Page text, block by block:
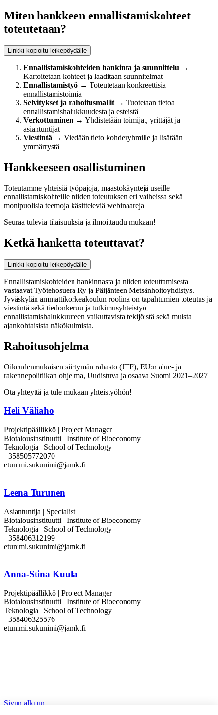
Miten hankkeen ennallistamiskohteet
toteutetaan?
Linkki kopioitu leikepöydälle
Ennallistamiskohteiden hankinta ja suunnittelu →
Kartoitetaan kohteet ja laaditaan suunnitelmat
Ennallistamistyö → Toteutetaan konkreettisia
ennallistamistoimia
Selvitykset ja rahoitusmallit → Tuotetaan tietoa
ennallistamishalukkuudesta ja esteistä
Verkottuminen → Yhdistetään toimijat, yrittäjät ja
asiantuntijat
Viestintä → Viedään tieto kohderyhmille ja lisätään
ymmärrystä
Hankkeeseen osallistuminen
Toteutamme yhteisiä työpajoja, maastokäyntejä useille
ennallistamiskohteille niiden toteutuksen eri vaiheissa sekä
monipuolisia teemoja käsitteleviä webinaareja.
Seuraa tulevia tilaisuuksia ja ilmoittaudu mukaan!
Ketkä hanketta toteuttavat?
Linkki kopioitu leikepöydälle
Ennallistamiskohteiden hankinnasta ja niiden toteuttamisesta
vastaavat Työtehosuera Ry ja Päijänteen Metsänhoitoyhdistys.
Jyväskylän ammattikorkeakoulun roolina on tapahtumien toteutus ja
viestintä sekä tiedonkeruu ja tutkimusyhteistyö
ennallistamishalukkuuteen vaikuttavista tekijöistä sekä muista
ajankohtaisista näkökulmista.
Rahoitusohjelma
Oikeudenmukaisen siirtymän rahasto (JTF), EU:n alue- ja
rakennepolitiikan ohjelma, Uudistuva ja osaava Suomi 2021–2027
Ota yhteyttä ja tule mukaan yhteistyöhön!
Heli Väliaho
Projektipäällikkö | Project Manager
Biotalousinstituutti | Institute of Bioeconomy
Teknologia | School of Technology
+358505772070
etunimi.sukunimi@jamk.fi
Leena Turunen
Asiantuntija | Specialist
Biotalousinstituutti | Institute of Bioeconomy
Teknologia | School of Technology
+358406312199
etunimi.sukunimi@jamk.fi
Anna-Stina Kuula
Projektipäällikkö | Project Manager
Biotalousinstituutti | Institute of Bioeconomy
Teknologia | School of Technology
+358406325576
etunimi.sukunimi@jamk.fi
Sivun alkuun